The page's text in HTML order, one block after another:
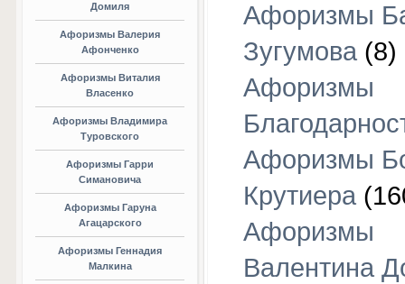
Домиля
Афоризмы Валерия
Афонченко
Афоризмы Виталия
Власенко
Афоризмы Владимира
Туровского
Афоризмы Гарри
Симановича
Афоризмы Гаруна
Агацарского
Афоризмы Геннадия
Малкина
Афоризмы
Зугумова (8)
Афоризмы
Афоризмы
Крутиера
Афоризмы
Валентина